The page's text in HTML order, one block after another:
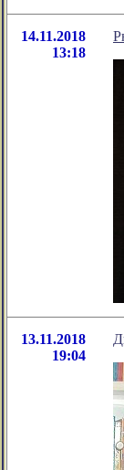
14.11.2018
13:18
13.11.2018
19:04